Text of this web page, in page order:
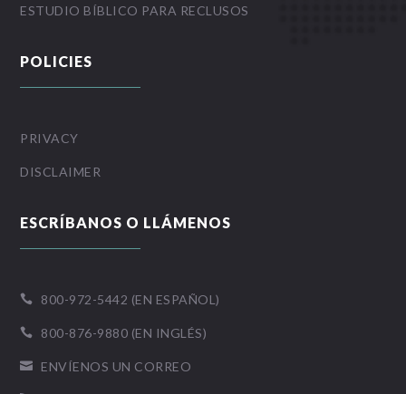
ESTUDIO BÍBLICO PARA RECLUSOS
POLICIES
PRIVACY
DISCLAIMER
ESCRÍBANOS O LLÁMENOS
 800-972-5442 (EN ESPAÑOL)
 800-876-9880 (EN INGLÉS)
 ENVÍENOS UN CORREO